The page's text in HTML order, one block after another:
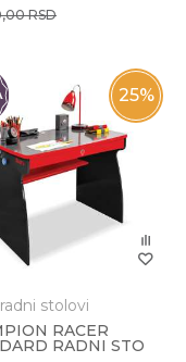
RSD
25%
stolovi
RACER
RADNI STO